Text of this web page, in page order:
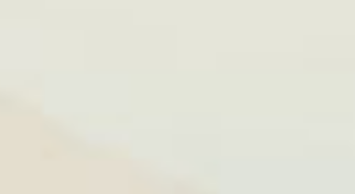
dưỡng
người từ